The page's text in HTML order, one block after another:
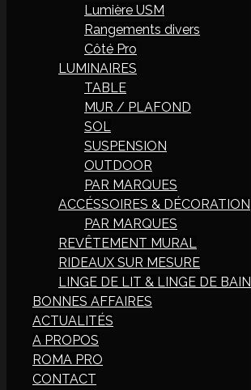
Lumière USM
Rangements divers
Côté Pro
LUMINAIRES
TABLE
MUR / PLAFOND
SOL
SUSPENSION
OUTDOOR
PAR MARQUES
ACCÉSSOIRES & DÉCORATION
PAR MARQUES
REVÊTEMENT MURAL
RIDEAUX SUR MESURE
LINGE DE LIT & LINGE DE BAIN
BONNES AFFAIRES
ACTUALITÉS
A PROPOS
ROMA PRO
CONTACT